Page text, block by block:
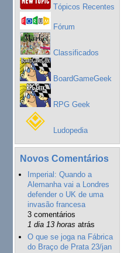
Tópicos Recentes
Fórum
Classificados
BoardGameGeek
RPG Geek
Ludopedia
Novos Comentários
Imperial: Quando a
Alemanha vai a Londres
defender o UK de uma
invasão francesa
3 comentários
1 dia 13 horas atrás
O que se joga na Fábrica
do Braço de Prata 23/jan